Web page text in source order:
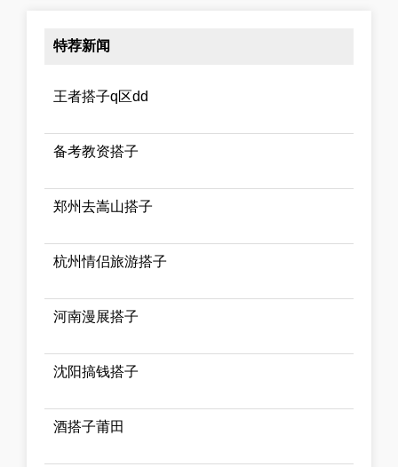
特荐新闻
王者搭子q区dd
备考教资搭子
郑州去嵩山搭子
杭州情侣旅游搭子
河南漫展搭子
沈阳搞钱搭子
酒搭子莆田